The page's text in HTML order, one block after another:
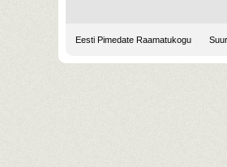
Eesti Pimedate Raamatukogu